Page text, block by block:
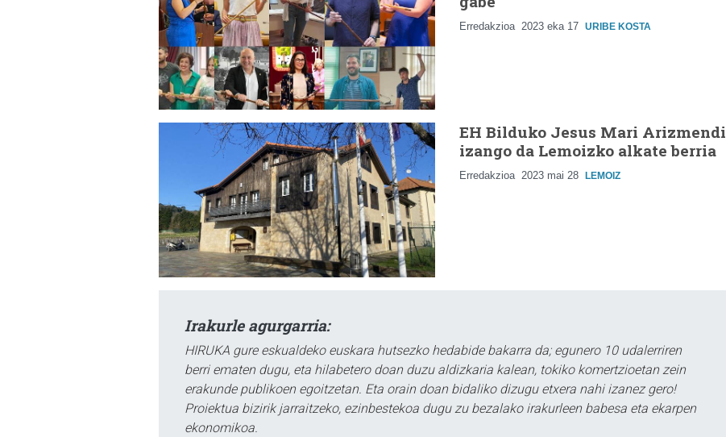
Erredakzioa 2023 eka 17 URIBE KOSTA
EH Bilduko Jesus Mari Arizmendi
izango da Lemoizko alkate berria
Erredakzioa 2023 mai 28 LEMOIZ
Irakurle agurgarria:
HIRUKA gure eskualdeko euskara hutsezko hedabide bakarra da; egunero 10 udalerriren
berri ematen dugu, eta hilabetero doan duzu aldizkaria kalean, tokiko komertzioetan zein
erakunde publikoen egoitzetan. Eta orain doan bidaliko dizugu etxera nahi izanez gero!
Proiektua bizirik jarraitzeko, ezinbestekoa dugu zu bezalako irakurleen babesa eta ekarpen
ekonomikoa.